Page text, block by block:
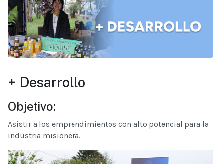
+ Desarrollo
Objetivo:
Asistir a los emprendimientos con alto potencial para la
industria misionera.